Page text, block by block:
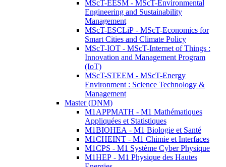
MScT-EESM - MScT-Environmental
Engineering and Sustainability
Management
MScT-ESCLiP - MScT-Economics for
Smart Cities and Climate Policy
MScT-IOT - MScT-Internet of Things :
Innovation and Management Program
(IoT)
MScT-STEEM - MScT-Energy
Environment : Science Technology &
Management
Master (DNM)
M1APPMATH - M1 Mathématiques
Appliquées et Statistiques
M1BIOHEA - M1 Biologie et Santé
M1CHEINT - M1 Chimie et Interfaces
M1CPS - M1 Système Cyber Physique
M1HEP - M1 Physique des Hautes